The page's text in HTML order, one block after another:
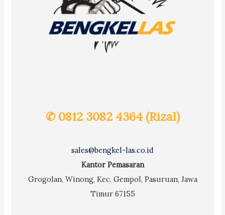
✆ 0812 3082 4364 (Rizal)
sales@bengkel-las.co.id
Kantor Pemasaran
Grogolan, Winong, Kec. Gempol, Pasuruan, Jawa
Timur 67155